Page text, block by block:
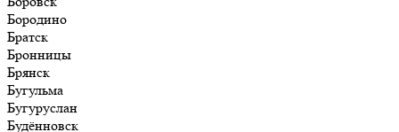
Бородино
Братск
Бронницы
Брянск
Бугульма
Бугуруслан
Будённовск